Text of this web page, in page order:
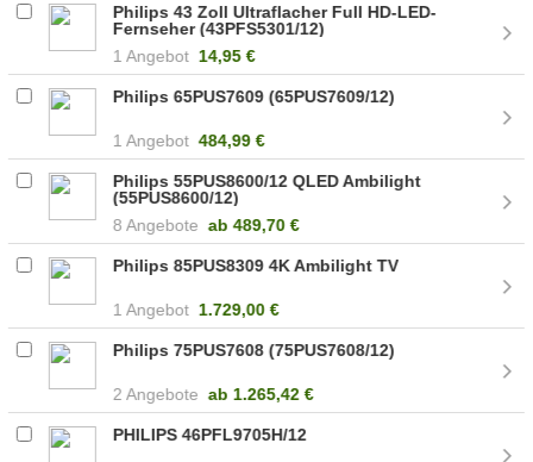
Philips 43 Zoll Ultraflacher Full HD-LED-
Fernseher (43PFS5301/12)
1 Angebot 14,95 €
Philips 65PUS7609 (65PUS7609/12)
1 Angebot 484,99 €
Philips 55PUS8600/12 QLED Ambilight
(55PUS8600/12)
8 Angebote ab489,70 €
Philips 85PUS8309 4K Ambilight TV
1 Angebot 1.729,00 €
Philips 75PUS7608 (75PUS7608/12)
2 Angebote ab 1.265,42 €
PHILIPS 46PFL9705H/12